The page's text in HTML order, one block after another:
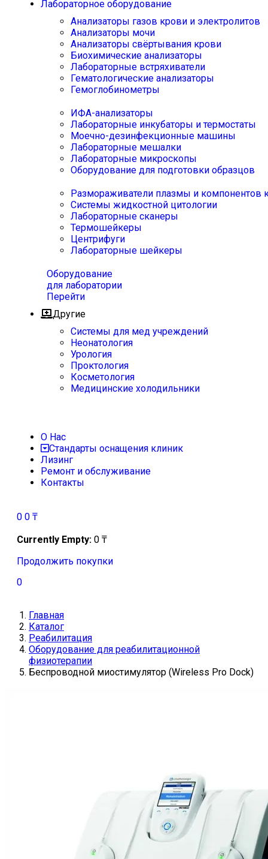
Лабораторное оборудование
Анализаторы газов крови и электролитов
Анализаторы мочи
Анализаторы свёртывания крови
Биохимические анализаторы
Лабораторные встряхиватели
Гематологические анализаторы
Гемоглобинометры
ИФА-анализаторы
Лабораторные инкубаторы и термостаты
Моечно-дезинфекционные машины
Лабораторные мешалки
Лабораторные микроскопы
Оборудование для подготовки образцов
Размораживатели плазмы и компонентов
Системы жидкостной цитологии
Лабораторные сканеры
Термошейкеры
Центрифуги
Лабораторные шейкеры
Оборудование
для лаборатории
Перейти
Другие
Системы для мед учреждений
Неонатология
Урология
Проктология
Косметология
Медицинские холодильники
О Нас
Стандарты оснащения клиник
Лизинг
Ремонт и обслуживание
Контакты
0 0 ₸
Currently Empty: 0 ₸
Продолжить покупки
0
Главная
Каталог
Реабилитация
Оборудование для реабилитационной
физиотерапии
Беспроводной миостимулятор (Wireless Pro Dock)